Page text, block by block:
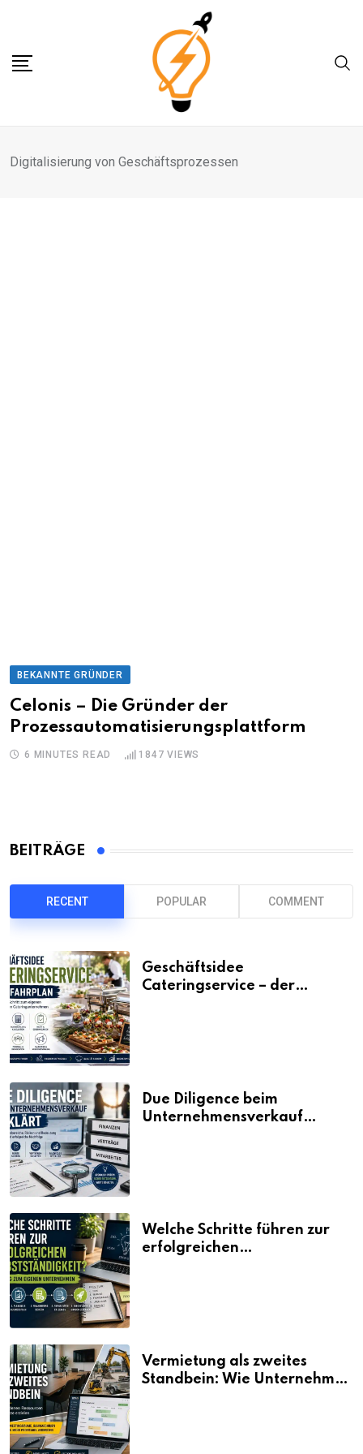
content
Digitalisierung von Geschäftsprozessen
BEKANNTE GRÜNDER
Celonis – Die Gründer der
Prozessautomatisierungsplattform
6 MINUTES READ 1847 VIEWS
BEITRÄGE
RECENT POPULAR COMMENT
Geschäftsidee
Cateringservice – der
Due Diligence beim
Unternehmensverkauf
Welche Schritte führen zur
erfolgreichen
Vermietung als zweites
Standbein: Wie Unternehmen